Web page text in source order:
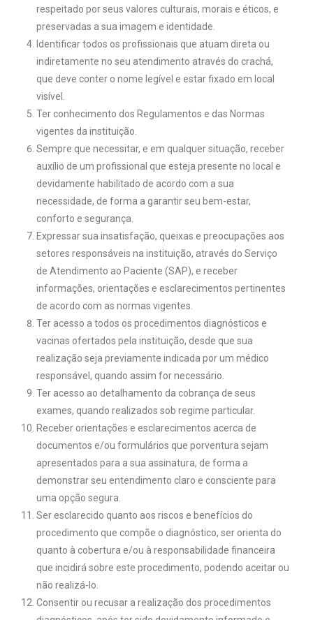
respeitado por seus valores culturais, morais e éticos, e
preservadas a sua imagem e identidade.
Identificar todos os profissionais que atuam direta ou
indiretamente no seu atendimento através do crachá,
que deve conter o nome legível e estar fixado em local
visível.
Ter conhecimento dos Regulamentos e das Normas
vigentes da instituição.
Sempre que necessitar, e em qualquer situação, receber
auxílio de um profissional que esteja presente no local e
devidamente habilitado de acordo com a sua
necessidade, de forma a garantir seu bem-estar,
conforto e segurança.
Expressar sua insatisfação, queixas e preocupações aos
setores responsáveis na instituição, através do Serviço
de Atendimento ao Paciente (SAP), e receber
informações, orientações e esclarecimentos pertinentes
de acordo com as normas vigentes.
Ter acesso a todos os procedimentos diagnósticos e
vacinas ofertados pela instituição, desde que sua
realização seja previamente indicada por um médico
responsável, quando assim for necessário.
Ter acesso ao detalhamento da cobrança de seus
exames, quando realizados sob regime particular.
Receber orientações e esclarecimentos acerca de
documentos e/ou formulários que porventura sejam
apresentados para a sua assinatura, de forma a
demonstrar seu entendimento claro e consciente para
uma opção segura.
Ser esclarecido quanto aos riscos e benefícios do
procedimento que compõe o diagnóstico, ser orienta do
quanto à cobertura e/ou à responsabilidade financeira
que incidirá sobre este procedimento, podendo aceitar ou
não realizá-lo.
Consentir ou recusar a realização dos procedimentos